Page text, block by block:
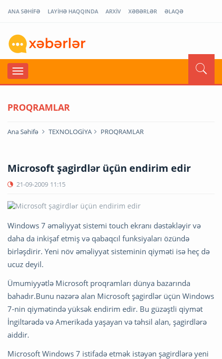
ANA SƏHİFƏ LAYİHƏ HAQQINDA ARXİV XƏBƏRLƏR ƏLAQƏ
PROQRAMLAR
Ana Səhifə TEXNOLOGİYA PROQRAMLAR
Microsoft şagirdlər üçün endirim edir
21-09-2009 11:15
Windows 7 əməliyyat sistemi touch ekranı dəstəkləyir və
daha da inkişaf etmiş və qabaqcıl funksiyaları özündə
birləşdirir. Yeni növ əməliyyat sisteminin qiyməti isə heç də
ucuz deyil.
Ümumiyyətlə Microsoft proqramları dünya bazarında
bahadır.Bunu nəzərə alan Microsoft şagirdlər üçün Windows
7-nin qiymətində yüksək endirim edir. Bu güzəştli qiymət
İngiltərədə və Amerikada yaşayan və təhsil alan, şagirdlərə
aiddir.
Microsoft Windows 7 istifadə etmək istəyən şagirdlərə yeni